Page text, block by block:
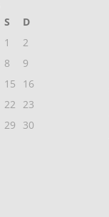
S
D
1
2
8
9
15
16
22
23
29
30